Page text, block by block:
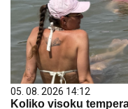
05. 08. 2026 14:12
Koliko visoku